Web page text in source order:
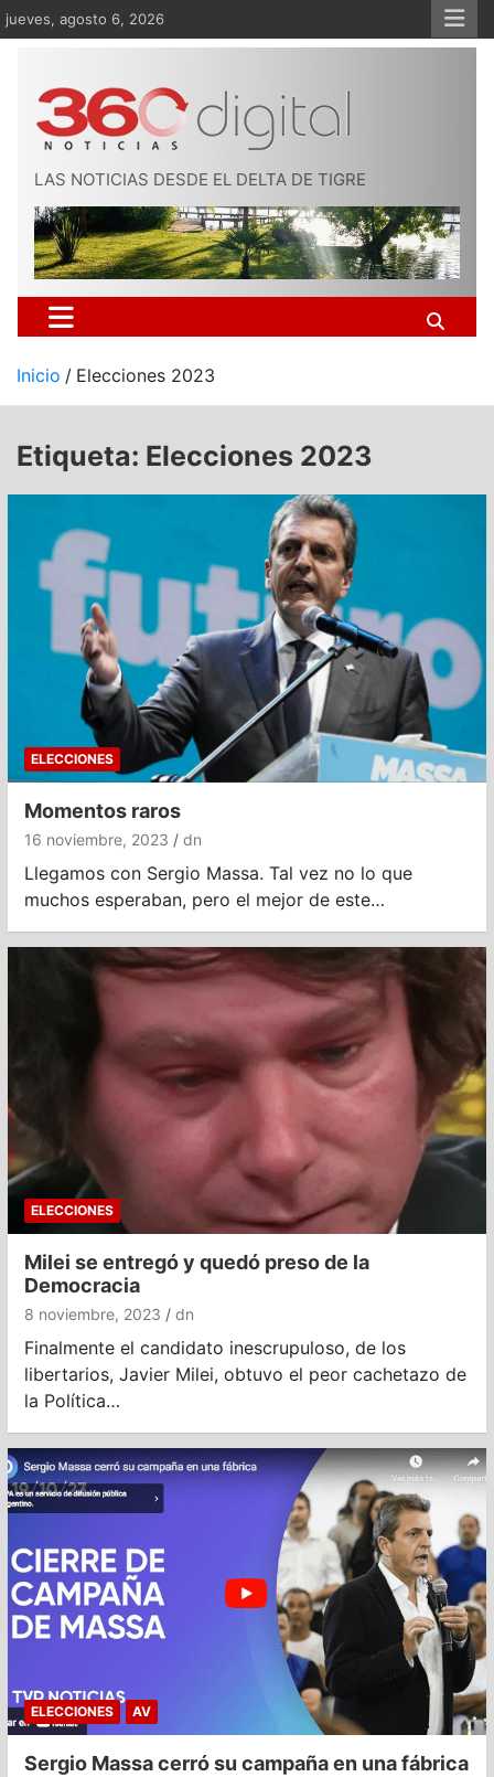
Saltar
al
jueves, agosto 6, 2026
LAS NOTICIAS DESDE EL DELTA DE TIGRE
Inicio Elecciones 2023
Etiqueta: Elecciones 2023
ELECCIONES
Momentos raros
16 noviembre, 2023 dn
Llegamos con Sergio Massa. Tal vez no lo que
muchos esperaban, pero el mejor de este…
ELECCIONES
Milei se entregó y quedó preso de la
Democracia
8 noviembre, 2023 dn
Finalmente el candidato inescrupuloso, de los
libertarios, Javier Milei, obtuvo el peor cachetazo de
la Política…
ELECCIONES AV
Sergio Massa cerró su campaña en una fábrica